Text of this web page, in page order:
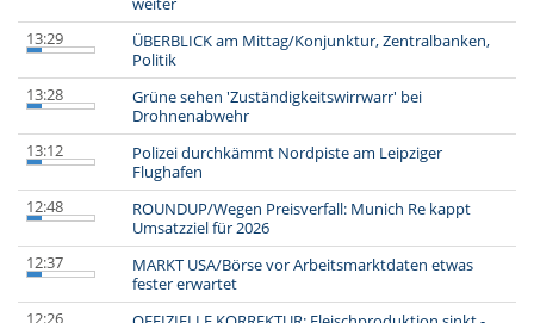
13:29
ÜBERBLICK am Mittag/Konjunktur, Zentralbanken,
Politik
13:28
Grüne sehen 'Zuständigkeitswirrwarr' bei
Drohnenabwehr
13:12
Polizei durchkämmt Nordpiste am Leipziger
Flughafen
12:48
ROUNDUP/Wegen Preisverfall: Munich Re kappt
Umsatzziel für 2026
12:37
MARKT USA/Börse vor Arbeitsmarktdaten etwas
fester erwartet
12:26